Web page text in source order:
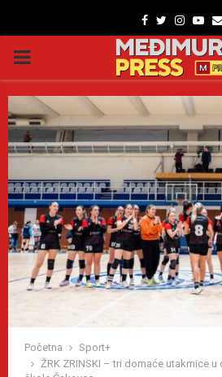
Facebook
Twitter
PRIMARY
MENU
Početna
Sport+
ŽRK ZRINSKI – tri domaće utakmice